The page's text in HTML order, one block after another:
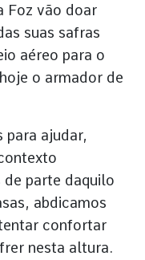
Foz vão doar
suas safras
aéreo para o
o armador de
para ajudar,
de parte daquilo
abdicamos
confortar
nesta altura.